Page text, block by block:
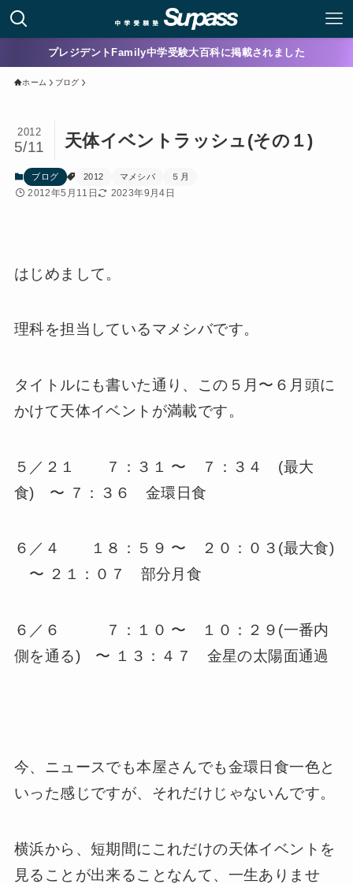
プレジデントFamily中学受験大百科に掲載されました
ホーム ブログ
天体イベントラッシュ(その１)
2012
5/11
ブログ 2012 マメシバ ５月
2012年5月11日 2023年9月4日
はじめまして。
理科を担当しているマメシバです。
タイトルにも書いた通り、この５月〜６月頭に
かけて天体イベントが満載です。
５／２１ ７：３１ 〜 ７：３４ (最大
食) 〜 ７：３６ 金環日食
６／４ １８：５９ 〜 ２０：０３(最大食)
〜 ２１：０７ 部分月食
６／６ ７：１０ 〜 １０：２９(一番内
側を通る) 〜 １３：４７ 金星の太陽面通過
今、ニュースでも本屋さんでも金環日食一色と
いった感じですが、それだけじゃないんです。
横浜から、短期間にこれだけの天体イベントを
見ることが出来ることなんて、一生ありませ